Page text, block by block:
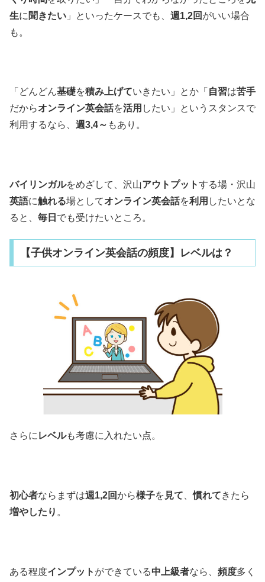
生に 聞きたい 」といったケースでも、 週1,2回 がいい場合
も。
「どんどん基礎を積み上げていきたい」とか「 自習は苦手
だからオンライン英会話を活用 したい」というスタンスで
利用するなら、 週3,4～ もあり。
バイリンガルをめざして、沢山アウトプットする場・沢山
英語に触れる場としてオンライン英会話を利用 したいとな
ると、 毎日 でも受けたいところ。
【子供オンライン英会話の頻度】レベルは？
さらに レベルも考慮に入れたい点。
初心者ならまずは週1,2回から様子を 見て 、慣れてきたら
増やしたり 。
ある程度インプット ができている中上級者なら、 頻度多く